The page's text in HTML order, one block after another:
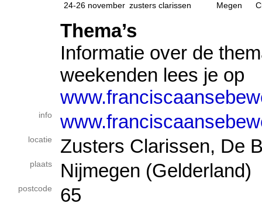
24-26 november zusters clarissen Megen
Thema’s
Informatie over de
weekenden lees je op
info
locatie Zusters Clarissen, De
plaats Nijmegen (Gelderland)
postcode 65